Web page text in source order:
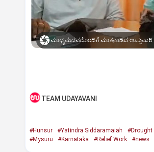
TEAM UDAYAVANI
#Hunsur #Yatindra Siddaramaiah #Drought
#Mysuru
#Karnataka #Relief Work #news